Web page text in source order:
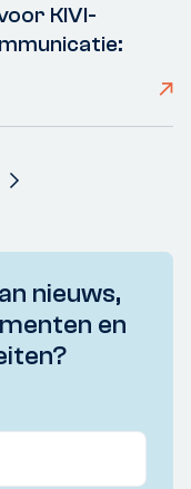
KIVI-
nieuws,
en